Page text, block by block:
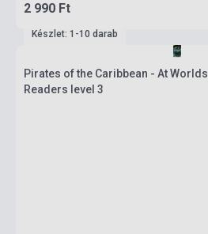
2 990 Ft
Készlet: 1-10 darab
Pirates of the Caribbean - At
Readers level 3